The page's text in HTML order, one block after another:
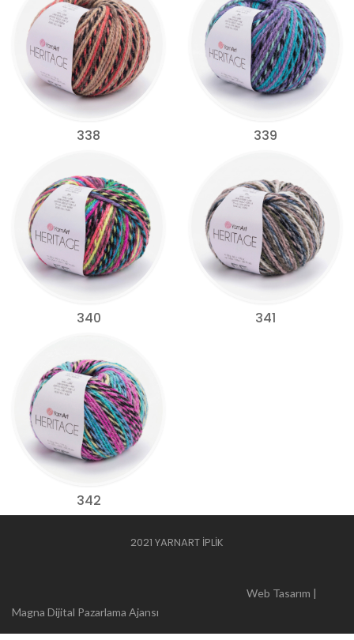
338 339
340 341
342
2021 YARNART İPLİK
Web Tasarım |
Magna Dijital Pazarlama Ajansı